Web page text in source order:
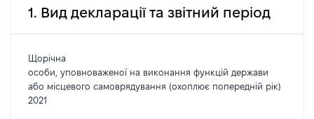
1. Вид декларації та звітний період
Щорічна
особи, уповноваженої на виконання функцій держави
або місцевого самоврядування (охоплює попередній рік)
2021